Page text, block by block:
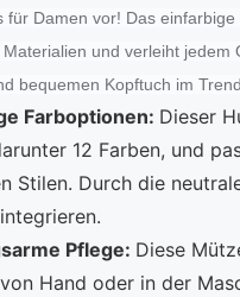
für Damen vor! Das
und verleiht jedem
bequemen Kopftuch im
Farboptionen: Dieser
12 Farben, und
Stilen. Durch die
Pflege: Diese
Hand oder in der